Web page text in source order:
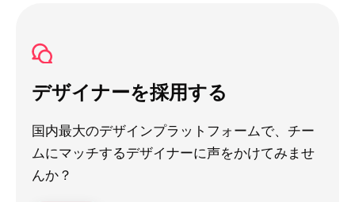
デザイナーを採用する
国内最大のデザインプラットフォームで、チー
ムにマッチするデザイナーに声をかけてみませ
んか？